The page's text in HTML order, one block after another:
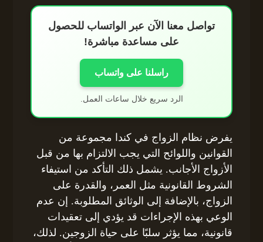
تواصل معنا الآن عبر الواتساب للحصول
على مساعدة مباشرة!
راسلنا على واتساب
الرد سريع خلال ساعات العمل.
يفرض نظام الزواج في كندا مجموعة من
القوانين واللوائح التي يجب الالتزام بها من قبل
الأزواج الأجانب. يشمل ذلك التأكد من استيفاء
الشروط القانونية مثل العمر، والقدرة على
الزواج، بالإضافة إلى الوثائق المطلوبة. إن عدم
الوعي بهذه الإجراءات قد يؤدي إلى تعقيدات
قانونية، مما يؤثر سلبًا على حياة الزوجين. لذلك،